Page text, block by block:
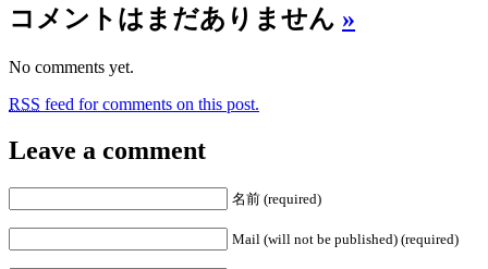
コメントはまだありません »
No comments yet.
RSS feed for comments on this post.
Leave a comment
名前 (required)
Mail (will not be published) (required)